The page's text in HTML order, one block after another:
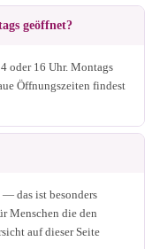
geöffnet?
oder 16 Uhr. Montags
Öffnungszeiten findest
— das ist besonders
Menschen die den
auf dieser Seite